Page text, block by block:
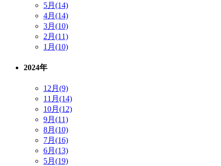
5月(14)
4月(14)
3月(10)
2月(11)
1月(10)
2024年
12月(9)
11月(14)
10月(12)
9月(11)
8月(10)
7月(16)
6月(13)
5月(19)